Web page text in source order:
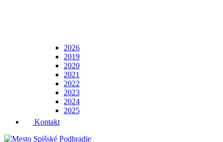
2026
2019
2020
2021
2022
2023
2024
2025
Kontakt